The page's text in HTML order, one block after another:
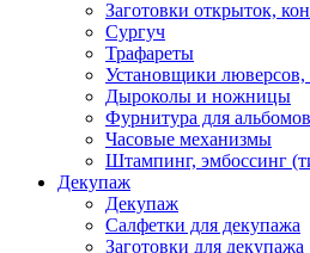
Заготовки открыток,
Сургуч
Трафареты
Установщики люверсов,
Дыроколы и ножницы
Фурнитура для
Часовые механизмы
Штампинг, эмбоссинг
Декупаж
Декупаж
Салфетки для декупажа
Заготовки для декупажа